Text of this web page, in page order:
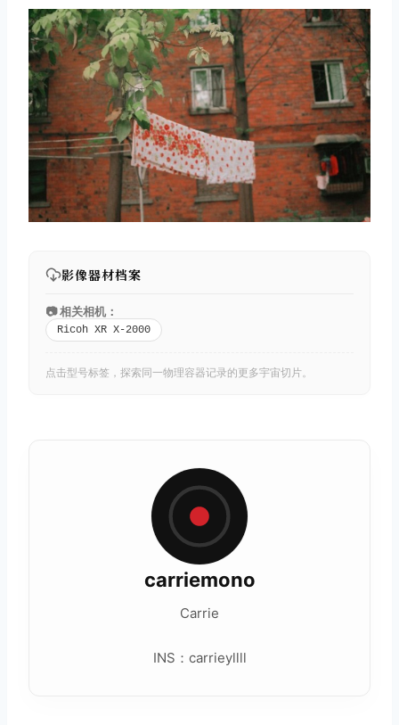
影像器材档案
📷 相关相机：
Ricoh XR X-2000
点击型号标签，探索同一物理容器记录的更多宇宙切片。
carriemono
Carrie
INS：carrieyllll